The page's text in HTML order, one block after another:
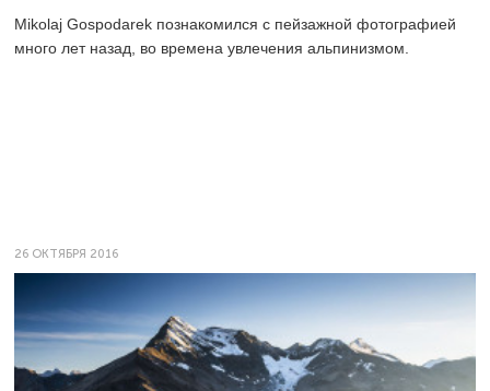
Mikolaj Gospodarek познакомился с пейзажной фотографией
много лет назад, во времена увлечения альпинизмом.
26 ОКТЯБРЯ 2016